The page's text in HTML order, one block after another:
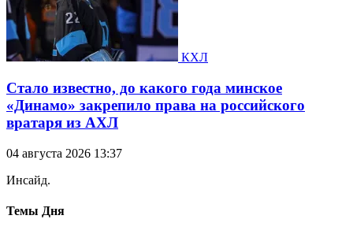
КХЛ
Стало известно, до какого года минское
«Динамо» закрепило права на российского
вратаря из АХЛ
04 августа 2026 13:37
Инсайд.
Темы Дня